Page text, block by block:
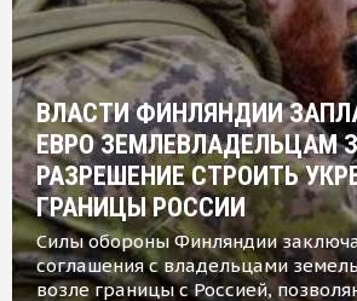
ВЛАСТИ ФИНЛЯНДИИ
ЕВРО ЗЕМЛЕВЛАДЕЛЬЦАМ
РАЗРЕШЕНИЕ СТРОИТЬ
ГРАНИЦЫ РОССИИ
Силы обороны Финляндии
соглашения с владельцами
возле границы с Россией,